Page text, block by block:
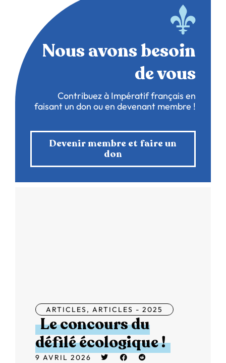
Nous avons besoin
de vous
Contribuez à Impératif français en
faisant un don ou en devenant membre !
Devenir membre et faire un
don
ARTICLES, ARTICLES - 2025
Le concours du
défilé écologique !
9 AVRIL 2026